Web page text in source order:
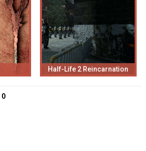
Half-Life 2 Reincarnation
0